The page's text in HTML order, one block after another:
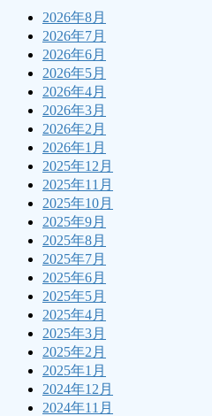
2026年8月
2026年7月
2026年6月
2026年5月
2026年4月
2026年3月
2026年2月
2026年1月
2025年12月
2025年11月
2025年10月
2025年9月
2025年8月
2025年7月
2025年6月
2025年5月
2025年4月
2025年3月
2025年2月
2025年1月
2024年12月
2024年11月